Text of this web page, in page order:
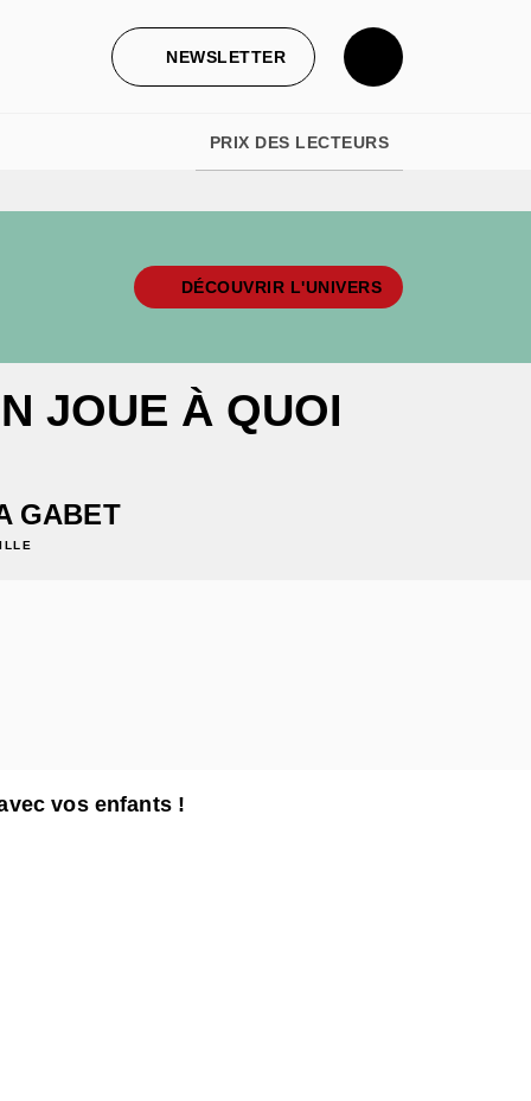
NEWSLETTER
PRIX DES LECTEURS
DÉCOUVRIR L'UNIVERS
JOUE À QUOI
GABET
vos enfants !